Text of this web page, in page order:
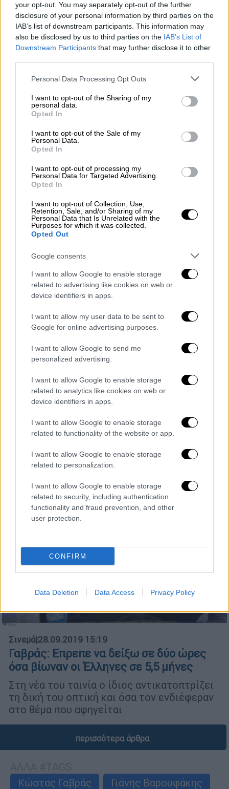
your opt-out. You may separately opt-out of the further
disclosure of your personal information by third parties on the
IAB’s list of downstream participants. This information may
also be disclosed by us to third parties on the IAB’s List of
Downstream Participants that may further disclose it to other
Please note that this website/app uses one or more Google
not limited to your visit or usage behaviour. You may click to
grant or deny consent to Google and its third-party tags to
use your data for below specified purposes in below Google
consent section.
Personal Data Processing Opt Outs
I want to opt-out of the Sharing of my
personal data.
Opted In
I want to opt-out of the Sale of my
Personal Data.
Opted In
I want to opt-out of processing my
Personal Data for Targeted Advertising.
Opted In
I want to opt-out of Collection, Use,
Retention, Sale, and/or Sharing of my
Personal Data that Is Unrelated with the
Purposes for which it was collected.
Opted Out
Google consents
I want to allow Google to enable storage
related to advertising like cookies on web or
device identifiers in apps.
I want to allow my user data to be sent to
Google for online advertising purposes.
I want to allow Google to send me
personalized advertising.
I want to allow Google to enable storage
related to analytics like cookies on web or
device identifiers in apps.
I want to allow Google to enable storage
related to functionality of the website or app.
I want to allow Google to enable storage
related to personalization.
I want to allow Google to enable storage
related to security, including authentication
functionality and fraud prevention, and other
user protection.
CONFIRM
Data Deletion Data Access Privacy Policy
Πολιτική|29.09.2019 15:29
Αλέξης Τσίπρας: Πότε είδε την ταινία
«Ενήλικοι στην Αίθουσα» του Κώστα
Γαβρά
Αίθουσα» με τον Ευκλείδη Τσακαλώτο
Σινεμά|28.09.2019 21:37
Γαβράς: Πιστεύω ότι το φιλμ είναι κοντά
«Έκανα την επιλογή να δείξω αυτούς που
σκηνοθέτης
Σινεμά|28.09.2019 15:19
Γαβράς: Επρεπε να δείξω σε δύο ώρες
όσα βίωναν οι Έλληνες σε 5,5 μήνες
Στη νέα του ταινία ο ίδιος αντικατοπτρίζει
τη δική του οπτική και όσα τον ενδιέφεραν
στο θέμα που αφηγείται
περισσότερα άρθρα
Κώστας Γαβράς
Γιάνης Βαρουφάκης